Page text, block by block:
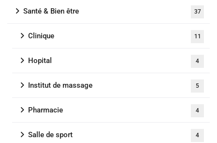
Santé & Bien être 37
Clinique 11
Hopital 4
Institut de massage 5
Pharmacie 4
Salle de sport 4